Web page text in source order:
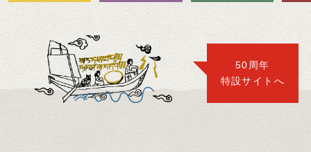
50周年
特設サイトへ